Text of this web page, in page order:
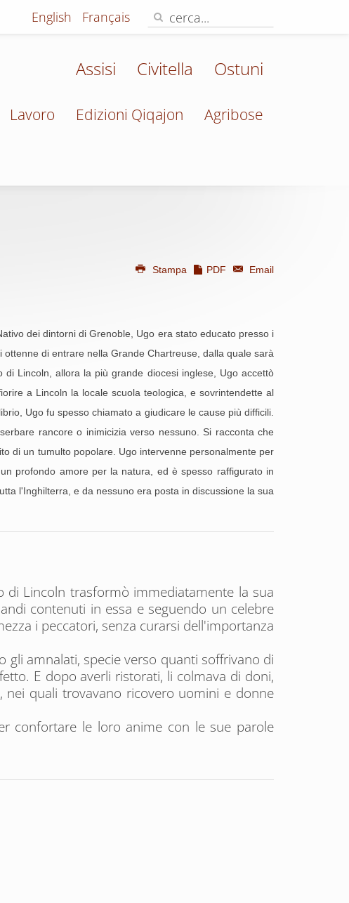
English Français
Assisi Civitella Ostuni
Lavoro Edizioni Qiqajon Agribose
Stampa PDF Email
dei dintorni di Grenoble, Ugo era stato educato presso i
di entrare nella Grande Chartreuse, dalla quale sarà
Lincoln, allora la più grande diocesi inglese, Ugo accettò
a Lincoln la locale scuola teologica, e sovrintendette al
Ugo fu spesso chiamato a giudicare le cause più difficili.
rancore o inimicizia verso nessuno. Si racconta che
di un tumulto popolare. Ugo intervenne personalmente per
profondo amore per la natura, ed è spesso raffigurato in
l'Inghilterra, e da nessuno era posta in discussione la sua
di Lincoln trasformò immediatamente la sua
contenuti in essa e seguendo un celebre
i peccatori, senza curarsi dell'importanza
gli amnalati, specie verso quanti soffrivano di
E dopo averli ristorati, li colmava di doni,
nei quali trovavano ricovero uomini e donne
confortare le loro anime con le sue parole